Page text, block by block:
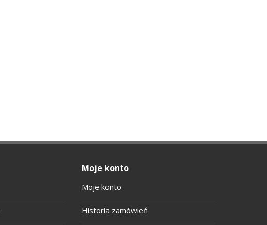
Moje konto
Moje konto
Historia zamówień